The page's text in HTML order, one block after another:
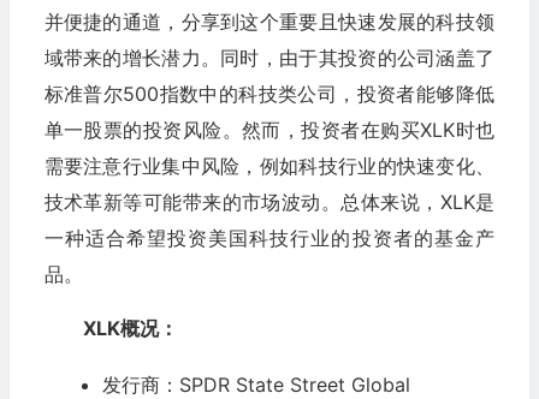
并便捷的通道，分享到这个重要且快速发展的科技领
域带来的增长潜力。同时，由于其投资的公司涵盖了
标准普尔500指数中的科技类公司，投资者能够降低
单一股票的投资风险。然而，投资者在购买XLK时也
需要注意行业集中风险，例如科技行业的快速变化、
技术革新等可能带来的市场波动。总体来说，XLK是
一种适合希望投资美国科技行业的投资者的基金产
品。
XLK概况：
发行商：SPDR State Street Global